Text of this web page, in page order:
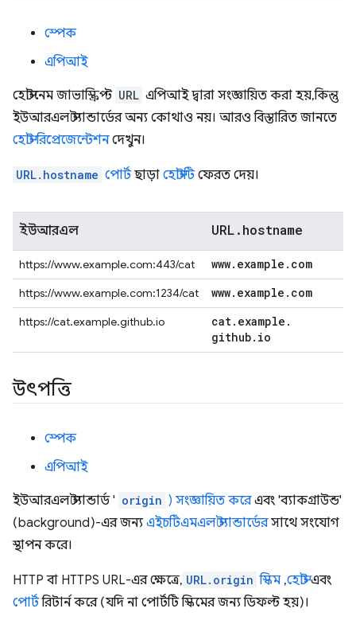
স্পেক
এপিআই
হোস্টনেম জাভাস্ক্রিপ্ট URL এপিআই দ্বারা সংজ্ঞায়িত করা হয়, কিন্তু
ইউআরএল স্ট্যান্ডার্ডের অন্য কোথাও নয়। আরও বিস্তারিত জানতে
হোস্ট রিপ্রেজেন্টেশনদেখুন।
URL.hostname পোর্টছাড়া হোস্টটিফেরত দেয়।
ইউআরএল URL.hostname
https://www.example.com:443/cat www. example . com
https://www.example.com:1234/cat www. example . com
https://cat.example.github.io cat. example .
github. io
উৎপত্তি
স্পেক
এপিআই
ইউআরএল স্ট্যান্ডার্ড ' origin ) সংজ্ঞায়িত করেএবং 'ব্যাকগ্রাউন্ড'
(background)-এর জন্য এইচটিএমএল স্ট্যান্ডার্ডেরসাথে সংযোগ
স্থাপন করে।
HTTP বা HTTPS URL-এর ক্ষেত্রে, URL.origin স্কিম ,হোস্টএবং
পোর্টরিটার্ন করে (যদি না পোর্টটি স্কিমের জন্য ডিফল্ট হয়)।